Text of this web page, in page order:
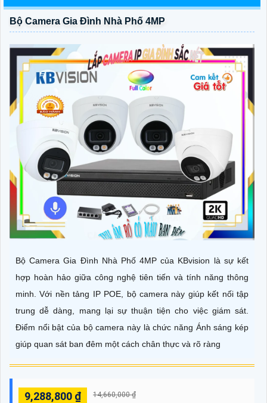
Bộ Camera Gia Đình Nhà Phố 4MP
Bộ Camera Gia Đình Nhà Phố 4MP của KBvision là sự kết
hợp hoàn hảo giữa công nghệ tiên tiến và tính năng thông
minh. Với nền tảng IP POE, bộ camera này giúp kết nối tập
trung dễ dàng, mang lại sự thuận tiện cho việc giám sát.
Điểm nổi bật của bộ camera này là chức năng Ánh sáng kép
giúp quan sát ban đêm một cách chân thực và rõ ràng
9,288,800 ₫ 14,660,000 ₫